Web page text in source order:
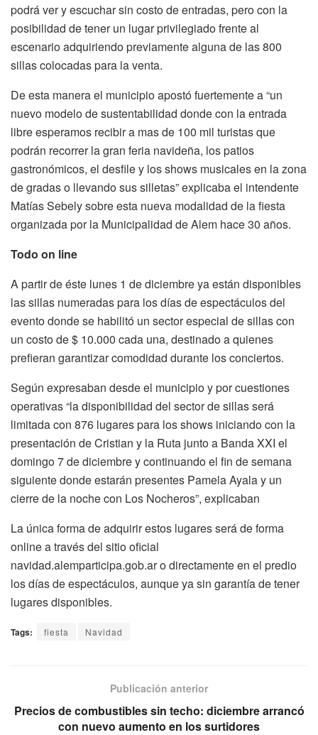
podrá ver y escuchar sin costo de entradas, pero con la
posibilidad de tener un lugar privilegiado frente al
escenario adquiriendo previamente alguna de las 800
sillas colocadas para la venta.
De esta manera el municipio apostó fuertemente a “un
nuevo modelo de sustentabilidad donde con la entrada
libre esperamos recibir a mas de 100 mil turistas que
podrán recorrer la gran feria navideña, los patios
gastronómicos, el desfile y los shows musicales en la zona
de gradas o llevando sus silletas” explicaba el intendente
Matías Sebely sobre esta nueva modalidad de la fiesta
organizada por la Municipalidad de Alem hace 30 años.
Todo on line
A partir de éste lunes 1 de diciembre ya están disponibles
las sillas numeradas para los días de espectáculos del
evento donde se habilitó un sector especial de sillas con
un costo de $ 10.000 cada una, destinado a quienes
prefieran garantizar comodidad durante los conciertos.
Según expresaban desde el municipio y por cuestiones
operativas “la disponibilidad del sector de sillas será
limitada con 876 lugares para los shows iniciando con la
presentación de Cristian y la Ruta junto a Banda XXI el
domingo 7 de diciembre y continuando el fin de semana
siguiente donde estarán presentes Pamela Ayala y un
cierre de la noche con Los Nocheros”, explicaban
La única forma de adquirir estos lugares será de forma
online a través del sitio oficial
navidad.alemparticipa.gob.ar o directamente en el predio
los días de espectáculos, aunque ya sin garantía de tener
lugares disponibles.
Tags: fiesta Navidad
Publicación anterior
Precios de combustibles sin techo: diciembre arrancó
con nuevo aumento en los surtidores